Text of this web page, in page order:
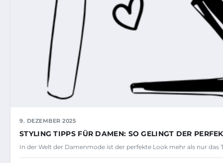
9. DEZEMBER 2025
STYLING TIPPS FÜR DAMEN: SO GELINGT DER
In der Welt der Damenmode ist der perfekte Look mehr als nur das